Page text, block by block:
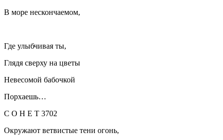
В море нескончаемом,
Где улыбчивая ты,
Глядя сверху на цветы
Невесомой бабочкой
Порхаешь…
С О Н Е Т 3702
Окружают ветвистые тени огонь,